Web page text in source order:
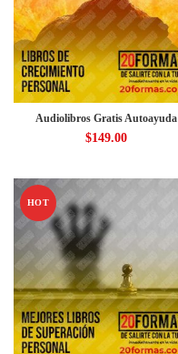
Audiolibros Gratis Autoayuda
$149.00
HOT